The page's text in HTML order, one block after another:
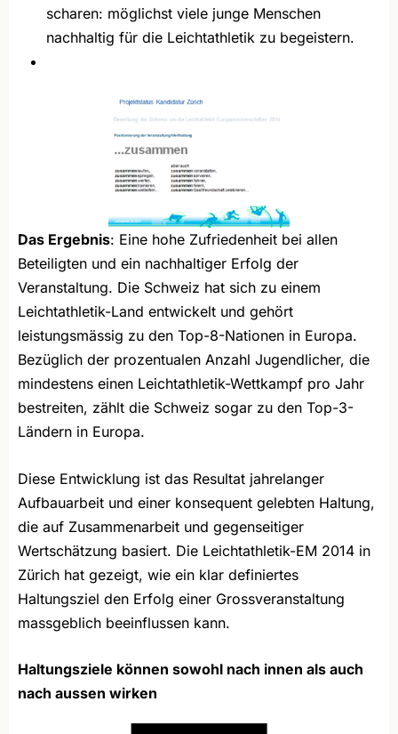
scharen: möglichst viele junge Menschen
nachhaltig für die Leichtathletik zu begeistern.
Das Ergebnis: Eine hohe Zufriedenheit bei allen
Beteiligten und ein nachhaltiger Erfolg der
Veranstaltung. Die Schweiz hat sich zu einem
Leichtathletik-Land entwickelt und gehört
leistungsmässig zu den Top-8-Nationen in Europa.
Bezüglich der prozentualen Anzahl Jugendlicher, die
mindestens einen Leichtathletik-Wettkampf pro Jahr
bestreiten, zählt die Schweiz sogar zu den Top-3-
Ländern in Europa.
Diese Entwicklung ist das Resultat jahrelanger
Aufbauarbeit und einer konsequent gelebten Haltung,
die auf Zusammenarbeit und gegenseitiger
Wertschätzung basiert. Die Leichtathletik-EM 2014 in
Zürich hat gezeigt, wie ein klar definiertes
Haltungsziel den Erfolg einer Grossveranstaltung
massgeblich beeinflussen kann.
Haltungsziele können sowohl nach innen als auch
nach aussen wirken